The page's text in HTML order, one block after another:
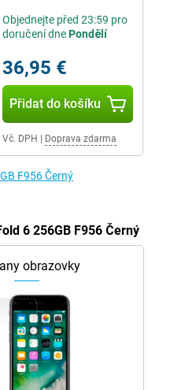
Objednejte před 23:59 pro
doručení dnePondělí
36,95 €
Přidat do košíku
Vč. DPH Doprava zdarma
F956 Černý
6 256GB F956 Černý
obrazovky